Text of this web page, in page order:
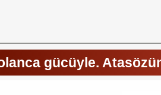
gücüyle.